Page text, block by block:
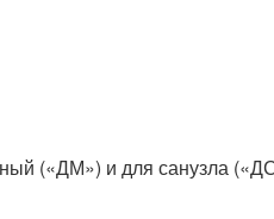
(«ДМ») и для санузла